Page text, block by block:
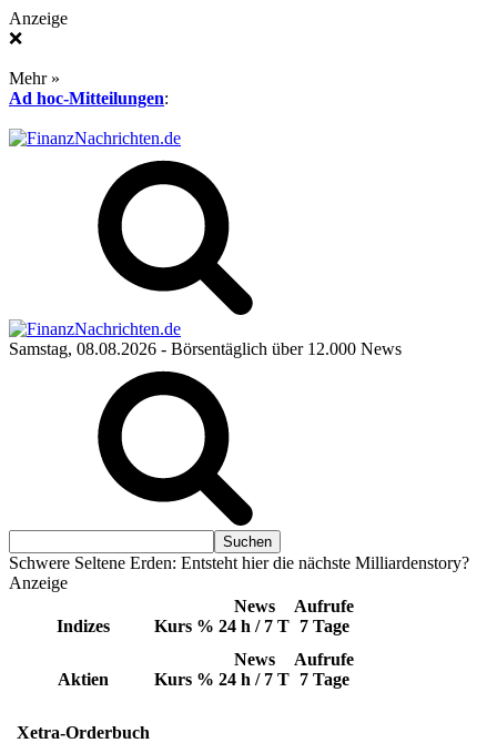
Anzeige
❌
Mehr »
Ad hoc-Mitteilungen:
Samstag, 08.08.2026 - Börsentäglich über 12.000 News
Schwere Seltene Erden: Entsteht hier die nächste Milliardenstory?
Anzeige
Indizes Kurs %
News
24 h / 7 T
Aufrufe
7 Tage
Aktien Kurs %
News
24 h / 7 T
Aufrufe
7 Tage
Xetra-Orderbuch